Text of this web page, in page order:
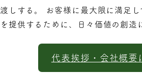
渡しする。 お客様に最大限に満足し
を提供するために、日々価値の創造
代表挨拶・会社概要